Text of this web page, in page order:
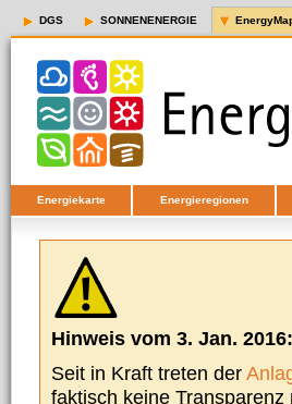
DGS SONNENENERGIE
Energiekarte Energieregionen
Hinweis vom 3. Jan. 2016:
Seit in Kraft treten der
faktisch keine